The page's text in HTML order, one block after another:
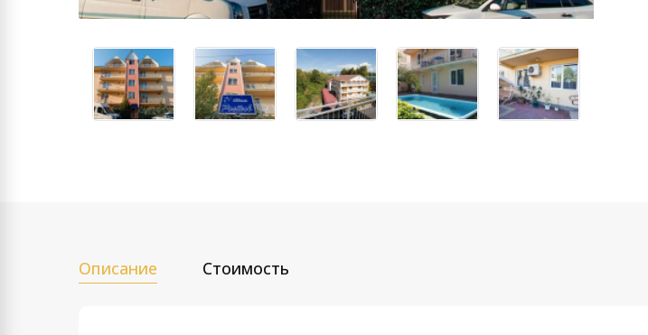
Описание Стоимость